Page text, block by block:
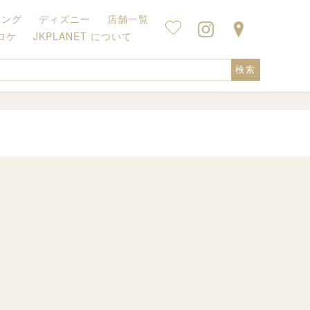
グ ディズニー
店舗一覧
ケ
JKPLANET について
検索